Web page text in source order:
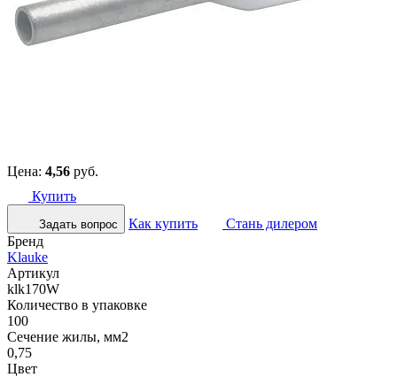
Цена: 4,56 руб.
Купить
Задать вопрос Как купить
Стань дилером
Бренд
Klauke
Артикул
klk170W
Количество в упаковке
100
Сечение жилы, мм2
0,75
Цвет